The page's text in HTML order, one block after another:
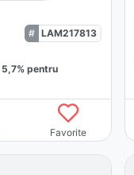
LAM217813
5,7% pentru
Favorite